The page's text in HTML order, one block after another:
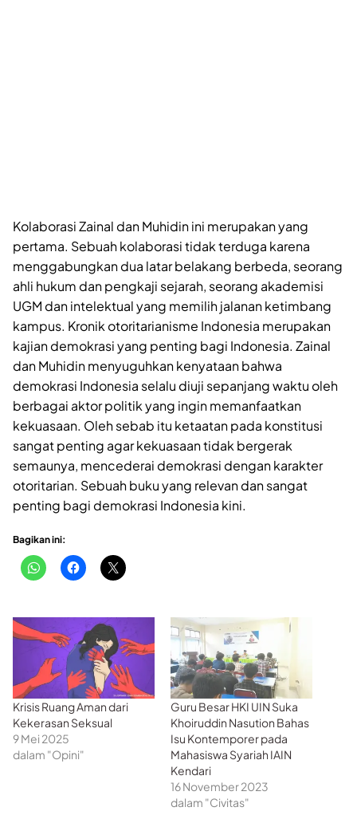
Kolaborasi Zainal dan Muhidin ini merupakan yang
pertama. Sebuah kolaborasi tidak terduga karena
menggabungkan dua latar belakang berbeda, seorang
ahli hukum dan pengkaji sejarah, seorang akademisi
UGM dan intelektual yang memilih jalanan ketimbang
kampus. Kronik otoritarianisme Indonesia merupakan
kajian demokrasi yang penting bagi Indonesia. Zainal
dan Muhidin menyuguhkan kenyataan bahwa
demokrasi Indonesia selalu diuji sepanjang waktu oleh
berbagai aktor politik yang ingin memanfaatkan
kekuasaan. Oleh sebab itu ketaatan pada konstitusi
sangat penting agar kekuasaan tidak bergerak
semaunya, mencederai demokrasi dengan karakter
otoritarian. Sebuah buku yang relevan dan sangat
penting bagi demokrasi Indonesia kini.
Bagikan ini:
Krisis Ruang Aman dari
Kekerasan Seksual
9 Mei 2025
dalam "Opini"
Guru Besar HKI UIN Suka
Khoiruddin Nasution Bahas
Isu Kontemporer pada
Mahasiswa Syariah IAIN
Kendari
16 November 2023
dalam "Civitas"